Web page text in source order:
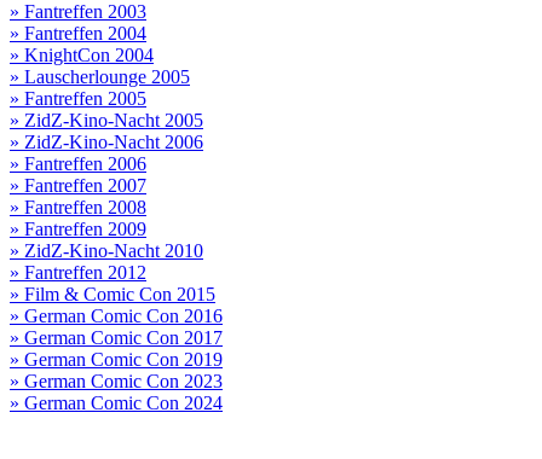
» Fantreffen 2003
» Fantreffen 2004
» KnightCon 2004
» Lauscherlounge 2005
» Fantreffen 2005
» ZidZ-Kino-Nacht 2005
» ZidZ-Kino-Nacht 2006
» Fantreffen 2006
» Fantreffen 2007
» Fantreffen 2008
» Fantreffen 2009
» ZidZ-Kino-Nacht 2010
» Fantreffen 2012
» Film & Comic Con 2015
» German Comic Con 2016
» German Comic Con 2017
» German Comic Con 2019
» German Comic Con 2023
» German Comic Con 2024